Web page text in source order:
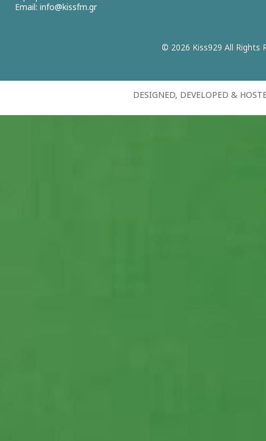
Email: info@kissfm.gr
© 2026 Kiss929 All Rights
DESIGNED, DEVELOPED &